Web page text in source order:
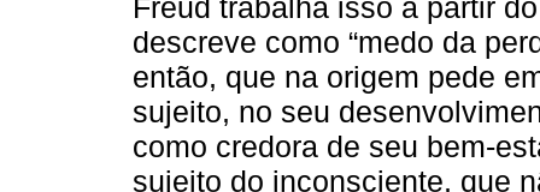
Freud trabalha isso a partir
descreve como “medo da
então, que na origem pede
sujeito, no seu
como credora de seu bem-
sujeito do inconsciente, que